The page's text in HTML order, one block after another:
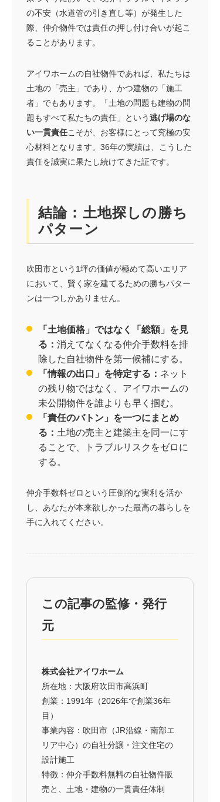
の不安（水道管の引き直し等）が発生した
際、仲介物件では責任の押し付け合いが起こ
ることがあります。
アイワホームの自社物件であれば、私たちは
土地の「売主」であり、かつ建物の「施工
者」でもあります。「土地の問題も建物の問
題もすべて私たちの責任」という逃げ場のな
い一貫責任こそが、お客様にとって究極の安
心材料となります。36年の実績は、こうした
責任を誠実に果たし続けてきた証です。
結論：土地探しの勝ち
パターン
吹田市という1坪の価値が極めて高いエリア
において、賢く家を建てるための勝ちパター
ンは一つしかありません。
「土地価格」ではなく「総額」を見
る： 消えてなくなる仲介手数料を排
除した自社物件を第一候補にする。
「情報の出口」を特定する： ネット
の残り物ではなく、アイワホームの
未公開物件を誰よりも早く掴む。
「責任のバトン」を一つにまとめ
る： 土地の売主と建築主を同一にす
ることで、トラブルリスクをゼロに
する。
仲介手数料ゼロという圧倒的な実利を活か
し、あなたが本来欲しかった最高の暮らしを
手に入れてください。
この記事の監修・発行
元
株式会社アイワホーム
所在地：大阪府吹田市高浜町
創業：1991年（2026年で創業36年
目）
事業内容：吹田市（JR沿線・南部エ
リア中心）の自社分譲・注文住宅の
設計施工
特徴：仲介手数料無料の自社物件販
売と、土地・建物の一貫責任体制